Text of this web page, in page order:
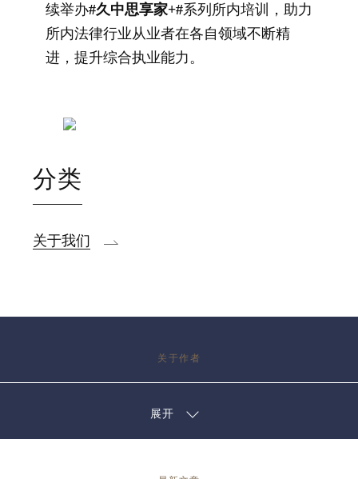
续举办#久中思享家+#系列所内培训，助力
所内法律行业从业者在各自领域不断精
进，提升综合执业能力。
分类
关于我们
关于作者
展开